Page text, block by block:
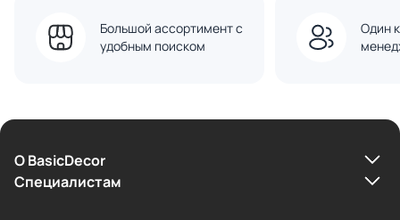
Большой ассортимент с
удобным поиском
Один
О BasicDecor
Cпециалистам